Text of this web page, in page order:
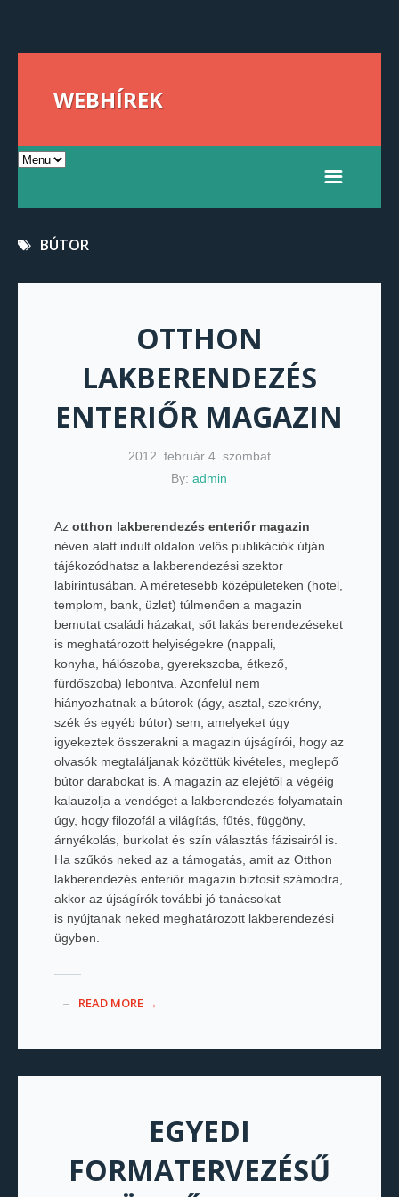
WEBHÍREK
BÚTOR
OTTHON
LAKBERENDEZÉS
ENTERIŐR MAGAZIN
2012. február 4. szombat
By:admin
Az otthon lakberendezés enteriőr magazin
néven alatt indult oldalon velős publikációk útján
tájékozódhatsz a lakberendezési szektor
labirintusában. A méretesebb középületeken (hotel,
templom, bank, üzlet) túlmenően a magazin
bemutat családi házakat, sőt lakás berendezéseket
is meghatározott helyiségekre (nappali,
konyha, hálószoba, gyerekszoba, étkező,
fürdőszoba) lebontva. Azonfelül nem
hiányozhatnak a bútorok (ágy, asztal, szekrény,
szék és egyéb bútor) sem, amelyeket úgy
igyekeztek összerakni a magazin újságírói, hogy az
olvasók megtaláljanak közöttük kivételes, meglepő
bútor darabokat is. A magazin az elejétől a végéig
kalauzolja a vendéget a lakberendezés folyamatain
úgy, hogy filozofál a világítás, fűtés, függöny,
árnyékolás, burkolat és szín választás fázisairól is.
Ha szűkös neked az a támogatás, amit az Otthon
lakberendezés enteriőr magazin biztosít számodra,
akkor az újságírók további jó tanácsokat
is nyújtanak neked meghatározott lakberendezési
ügyben.
READ MORE →
EGYEDI
FORMATERVEZÉSŰ